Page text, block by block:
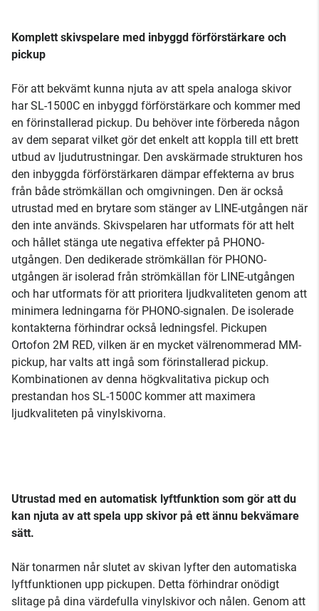
Komplett skivspelare med inbyggd förförstärkare och
pickup
För att bekvämt kunna njuta av att spela analoga skivor
har SL-1500C en inbyggd förförstärkare och kommer med
en förinstallerad pickup. Du behöver inte förbereda någon
av dem separat vilket gör det enkelt att koppla till ett brett
utbud av ljudutrustningar. Den avskärmade strukturen hos
den inbyggda förförstärkaren dämpar effekterna av brus
från både strömkällan och omgivningen. Den är också
utrustad med en brytare som stänger av LINE-utgången när
den inte används. Skivspelaren har utformats för att helt
och hållet stänga ute negativa effekter på PHONO-
utgången. Den dedikerade strömkällan för PHONO-
utgången är isolerad från strömkällan för LINE-utgången
och har utformats för att prioritera ljudkvaliteten genom att
minimera ledningarna för PHONO-signalen. De isolerade
kontakterna förhindrar också ledningsfel. Pickupen
Ortofon 2M RED, vilken är en mycket välrenommerad MM-
pickup, har valts att ingå som förinstallerad pickup.
Kombinationen av denna högkvalitativa pickup och
prestandan hos SL-1500C kommer att maximera
ljudkvaliteten på vinylskivorna.
Utrustad med en automatisk lyftfunktion som gör att du
kan njuta av att spela upp skivor på ett ännu bekvämare
sätt.
När tonarmen når slutet av skivan lyfter den automatiska
lyftfunktionen upp pickupen. Detta förhindrar onödigt
slitage på dina värdefulla vinylskivor och nålen. Genom att